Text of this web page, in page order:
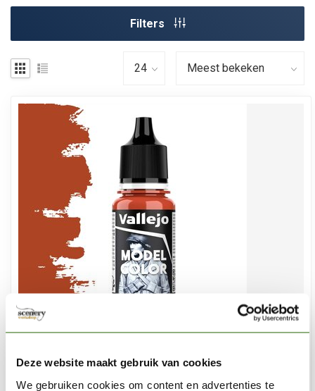
Deze website maakt gebruik van cookies
We gebruiken cookies om content en advertenties te
Filters
Model Color Amarantha Red - 18ml - 70829